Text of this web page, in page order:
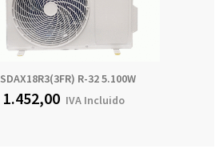
R-32 5.100W
1.452,00 IVA Incluido